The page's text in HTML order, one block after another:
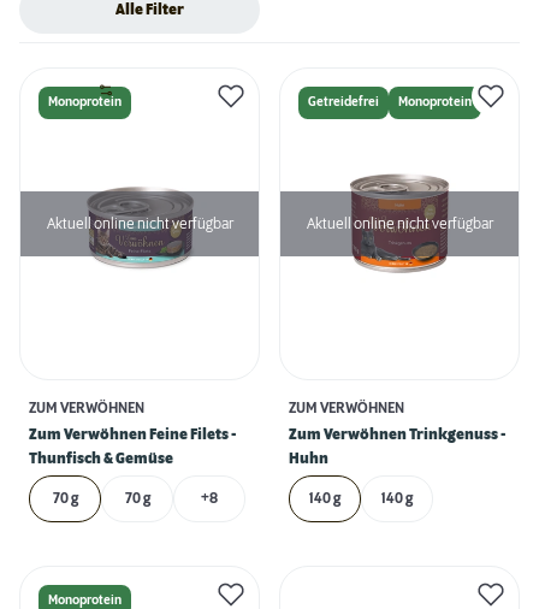
Alle Filter
Monoprotein
Aktuell online nicht verfügbar
ZUM VERWÖHNEN
Zum Verwöhnen Feine Filets -
Thunfisch & Gemüse
70 g 70 g +8
Getreidefrei Monoprotein
Aktuell online nicht verfügbar
ZUM VERWÖHNEN
Zum Verwöhnen Trinkgenuss -
Huhn
140 g 140 g
Monoprotein